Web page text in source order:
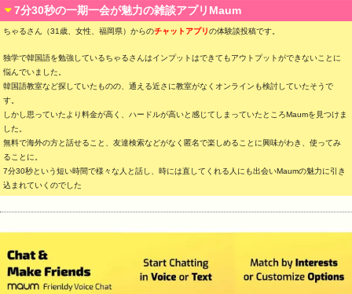
7分30秒の一期一会が魅力の雑談アプリMaum
ちゃるさん（31歳、女性、福岡県）からのチャットアプリの体験談投稿です。
独学で韓国語を勉強しているちゃるさんはインプットはできてもアウトプットができないことに
悩んでいました。
韓国語教室など探していたものの、通える近さに教室がなくオンラインも検討していたそうで
す。
しかし思っていたより料金が高く、ハードルが高いと感じてしまっていたところMaumを見つけま
した。
無料で海外の方と話せること、友達検索などがなく匿名で楽しめることに興味がわき、使ってみ
ることに。
7分30秒という短い時間で様々な人と話し、時には直してくれる人にも出会いMaumの魅力に引き
込まれていくのでした